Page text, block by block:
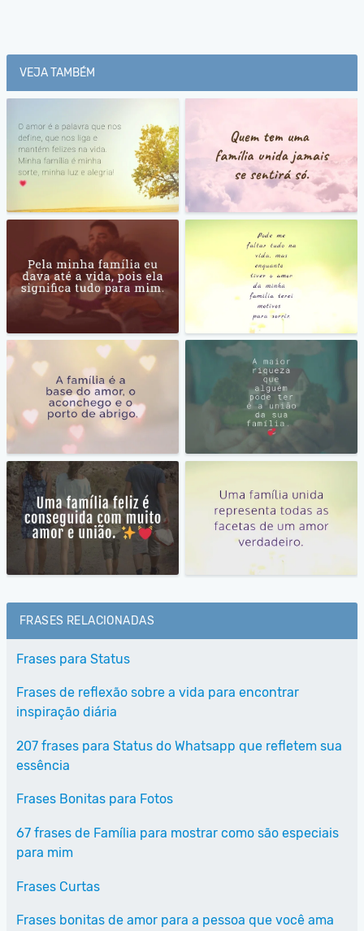
VEJA TAMBÉM
FRASES RELACIONADAS
Frases para Status
Frases de reflexão sobre a vida para encontrar
inspiração diária
207 frases para Status do Whatsapp que refletem sua
essência
Frases Bonitas para Fotos
67 frases de Família para mostrar como são especiais
para mim
Frases Curtas
Frases bonitas de amor para a pessoa que você ama